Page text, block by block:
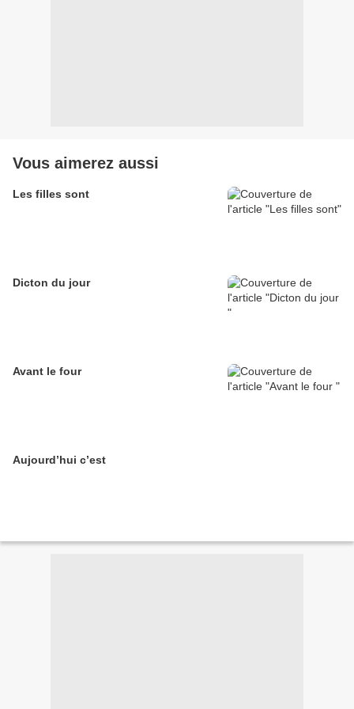
Vous aimerez aussi
Les filles sont
Dicton du jour
Avant le four
Aujourd’hui c’est